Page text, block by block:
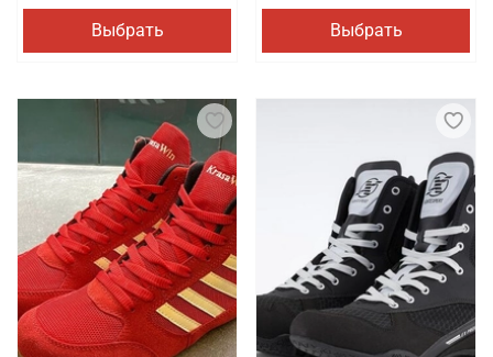
Выбрать Выбрать